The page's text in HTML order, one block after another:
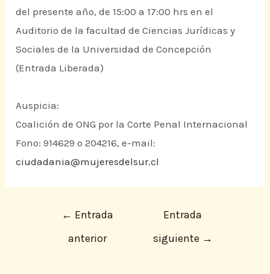
del presente año, de 15:00 a 17:00 hrs en el
Auditorio de la facultad de Ciencias Jurídicas y
Sociales de la Universidad de Concepción
(Entrada Liberada)
Auspicia:
Coalición de ONG por la Corte Penal Internacional
Fono: 914629 o 204216, e-mail:
ciudadania@mujeresdelsur.cl
← Entrada
anterior
Entrada
siguiente →